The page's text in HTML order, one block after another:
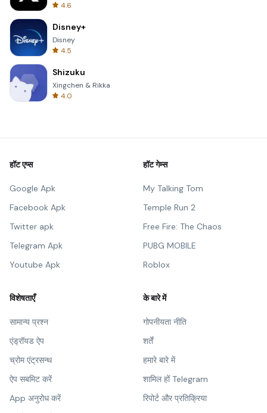
4.6
Disney+
Disney
4.5
Shizuku
Xingchen & Rikka
4.0
हॉट एप्स
Google Apk
Facebook Apk
Twitter apk
Telegram Apk
Youtube Apk
हॉट गेम्स
My Talking Tom
Temple Run 2
Free Fire: The Chaos
PUBG MOBILE
Roblox
विशेषताएँ
सामान्य प्रश्न
एंड्रॉयड ऐप
च्रोम एंट्रसन्थ
ऐप सबमिट करें
App अनुरोध करें
के बारे में
गोपनीयता नीति
शर्तें
हमारे बारे में
शामिल हों Telegram
रिपोर्ट और प्रतिक्रिया